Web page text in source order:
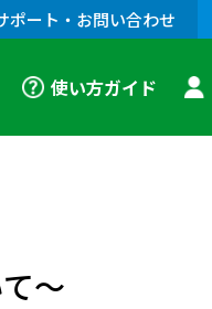
ポート・お問い合わせ
使い方ガイド
～